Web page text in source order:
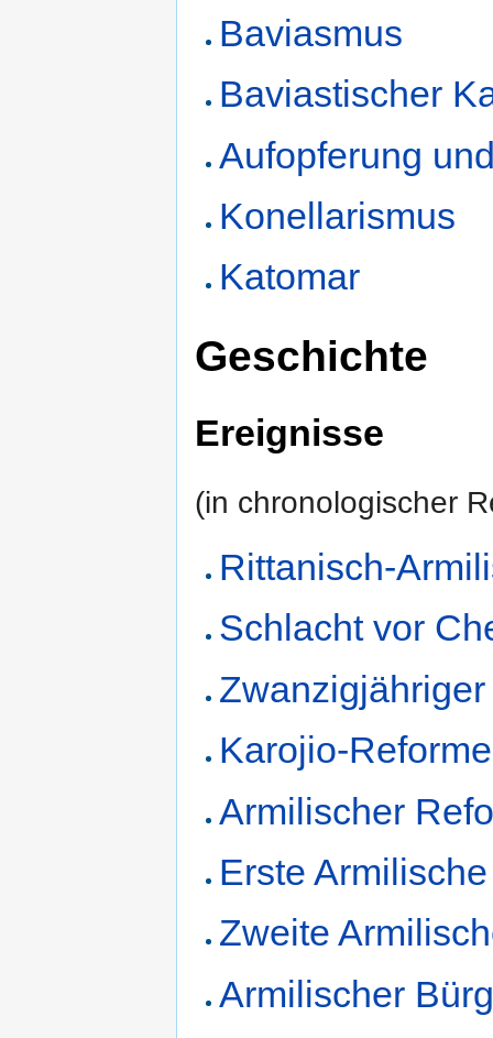
Baviasmus
Baviastischer
Aufopferung
Konellarismus
Katomar
Geschichte
Ereignisse
(in chronologischer
Rittanisch-
Schlacht vor
Karojio-
Armilischer
Erste
Zweite
Armilischer